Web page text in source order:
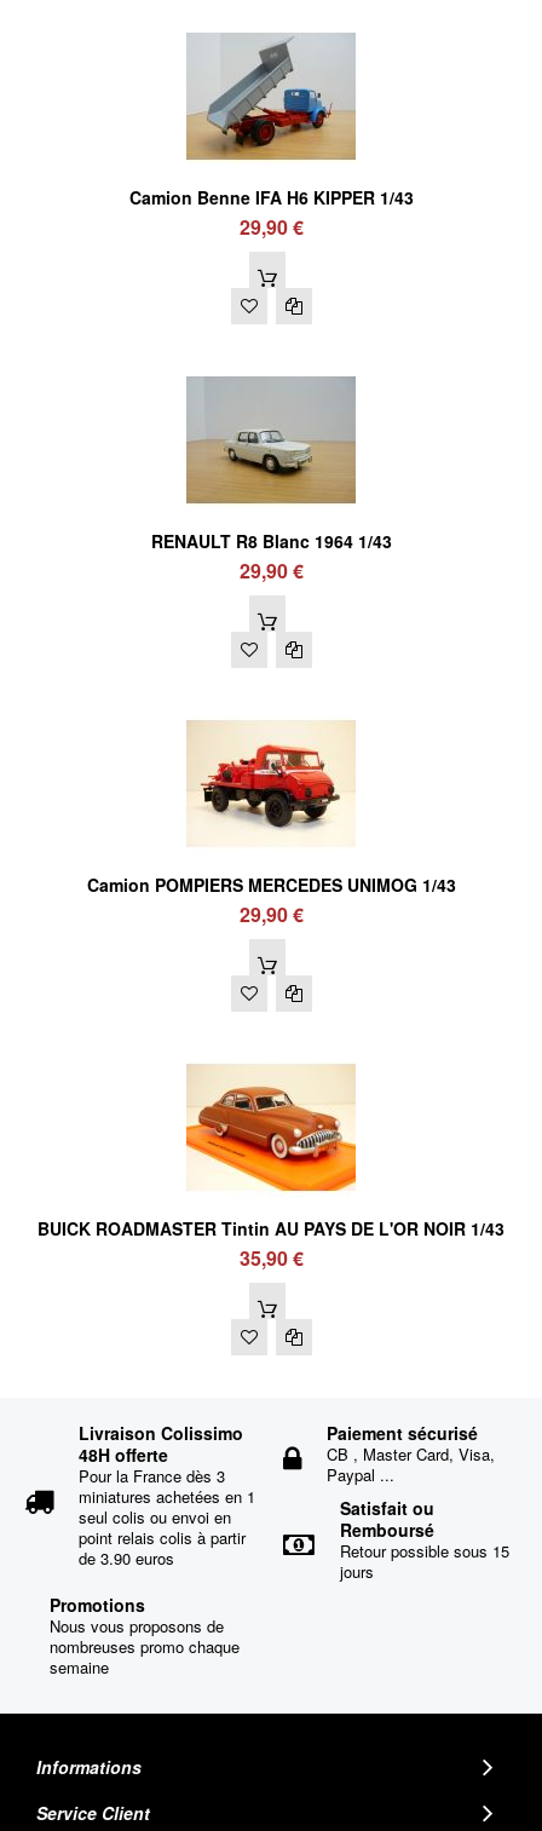
Camion Benne IFA H6 KIPPER 1/43
29,90 €
RENAULT R8 Blanc 1964 1/43
29,90 €
Camion POMPIERS MERCEDES UNIMOG 1/43
29,90 €
BUICK ROADMASTER Tintin AU PAYS DE L'OR NOIR 1/43
35,90 €
Livraison Colissimo
48H offerte
Pour la France dès 3
miniatures achetées en 1
seul colis ou envoi en
point relais colis à partir
de 3.90 euros
Paiement sécurisé
CB , Master Card, Visa,
Paypal ...
Satisfait ou
Remboursé
Retour possible sous 15
jours
Promotions
Nous vous proposons de
nombreuses promo chaque
semaine
Informations
Service Client